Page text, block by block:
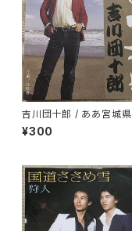
吉川団十郎 / ああ宮城県
¥300